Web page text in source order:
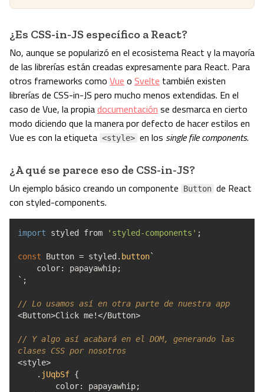
¿Es CSS-in-JS específico a React?
No, aunque se popularizó en el ecosistema React y la mayoría
de las librerías están creadas expresamente para React. Para
otros frameworks como Vue o Svelte también existen
librerías de CSS-in-JS pero mucho menos extendidas. En el
caso de Vue, la propiadocumentación se desmarca en cierto
modo diciendo que la manera por defecto de hacer estilos en
Vue es con la etiqueta <style> en los single file components.
¿A qué se parece eso de CSS-in-JS?
Un ejemplo básico creando un componente
Button de React
con styled-components.
import styled from 'styled-components' ;
const Button = styled. button`
color: papayawhip;
` ;
// Lo usamos así en otra parte de nuestra app
<Button>Click me!</Button>
// Y algo así acabará en el DOM, generando las
clases CSS por nosotros
<style>
. jUqbSf {
color: papayawhip;